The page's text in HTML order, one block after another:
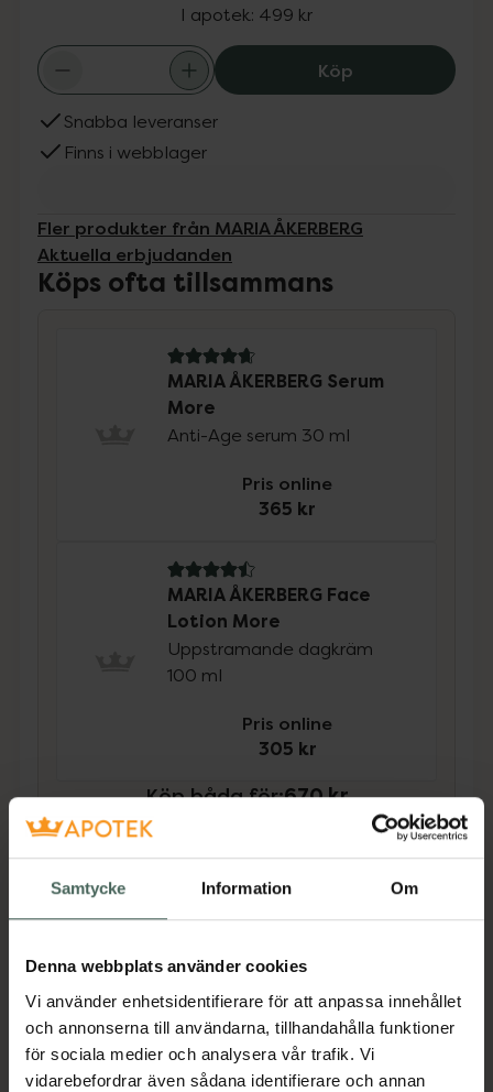
Samtycke Information Om
Denna webbplats använder cookies
Vi använder enhetsidentifierare för att anpassa innehållet
och annonserna till användarna, tillhandahålla funktioner
för sociala medier och analysera vår trafik. Vi
vidarebefordrar även sådana identifierare och annan
I apotek: 499 kr
KöpMARIA
Snabba leveranser
Finns i webblager
Fler produkter från MARIA ÅKERBERG
Aktuella erbjudanden
Köps ofta tillsammans
4.8 av 5 i omdöme
MARIA ÅKERBERG Serum
More
Anti-Age serum 30 ml
Pris online
365 kr
4.5 av 5 i omdöme
MARIA ÅKERBERG Face
Lotion More
Uppstramande dagkräm
100 ml
Pris online
305 kr
Köp båda för:670 kr
Beskrivning Dölj
Serum More är ett utslätande och
uppstramande serum för mogen hud. Det
innehåller skyddande Mjölksyrabakterier och
ett högt innehåll av ingredienser från Betor,